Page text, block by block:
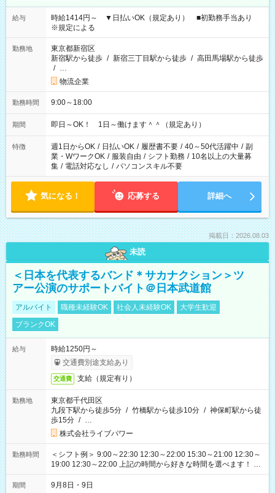
給与
時給1414円～ ▼日払いOK（規定あり） ■初勤務手当あり
※規定による
勤務地
東京都新宿区
新宿駅から徒歩 / 新宿三丁目駅から徒歩 / 高田馬場駅から徒歩
/ …
物流企業
勤務時間 9:00～18:00
期間 即日～OK！ 1日～働けます＾＾（規定あり）
特徴 週1日からOK / 日払いOK / 履歴書不要 / 40～50代活躍中 / 副
業・WワークOK / 服装自由 / シフト勤務 / 10名以上の大量募
集 / 電話対応なし / パソコンスキル不要
気になる！ 応募する 詳細へ
掲載日：2026.08.03
未読
＜日本を代表するバンド＊サカナクション＞ツ
アー公演のサポートバイト＠日本武道館
アルバイト 職種未経験OK 社会人未経験OK
大学生歓迎
ブランクOK
給与
時給1250円～
交通費別途支給あり
交通費 支給（規定有り）
勤務地
東京都千代田区
九段下駅から徒歩5分 / 竹橋駅から徒歩10分 / 神保町駅から徒
歩15分 / …
株式会社ライブパワー
勤務時間
＜シフト例＞ 9:00～22:30 12:30～22:00 15:30～21:00 12:30～
19:00 12:30～22:00 上記の時間から好きな時間を選べます！ ※
時間は変更となる可能性があります
期間 9月8日・9日